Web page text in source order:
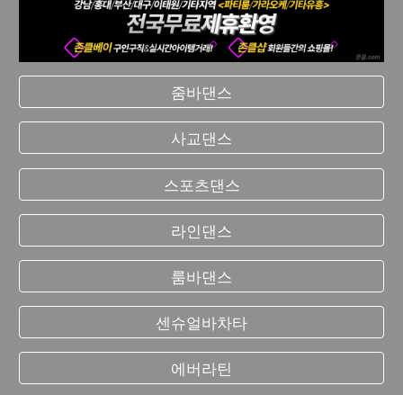
줌바댄스
사교댄스
스포츠댄스
라인댄스
룸바댄스
센슈얼바차타
에버라틴